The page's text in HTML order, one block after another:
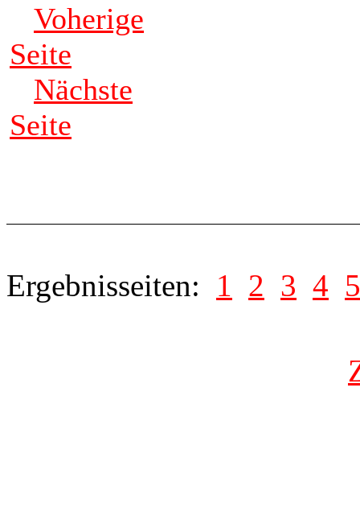
Voherige
Seite
Nächste
Seite
Ergebnisseiten: 1 2 3 4 5